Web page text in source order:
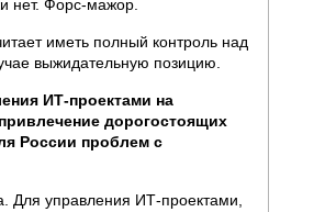
нет. Форс-мажор.
иметь полный контроль над
выжидательную позицию.
ИТ-проектами на
дорогостоящих
России проблем с
Для управления ИТ-проектами,